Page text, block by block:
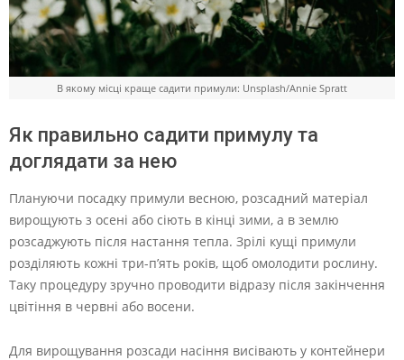
В якому місці краще садити примули: Unsplash/Annie Spratt
Як правильно садити примулу та
доглядати за нею
Плануючи посадку примули весною, розсадний матеріал
вирощують з осені або сіють в кінці зими, а в землю
розсаджують після настання тепла. Зрілі кущі примули
розділяють кожні три-п’ять років, щоб омолодити рослину.
Таку процедуру зручно проводити відразу після закінчення
цвітіння в червні або восени.
Для вирощування розсади насіння висівають у контейнери